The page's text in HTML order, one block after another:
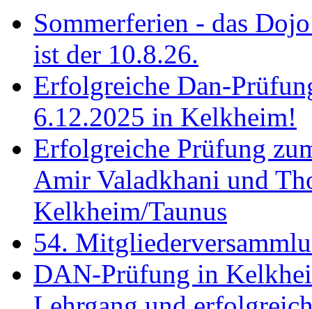
Sommerferien - das
ist der 10.8.26.
Erfolgreiche Dan-
6.12.2025 in Kelkheim!
Erfolgreiche Prüfung
Amir Valadkhani und
Kelkheim/Taunus
54.
DAN-Prüfung in